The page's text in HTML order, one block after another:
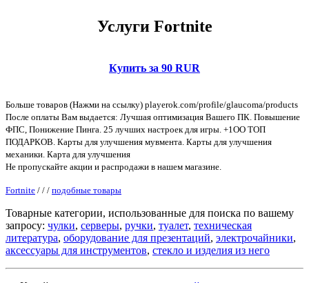
Услуги Fortnite
Купить за 90 RUR
Больше товаров (Нажми на ссылку) playerok.com/profile/glaucoma/products
После оплаты Вам выдается: Лучшая оптимизация Вашего ПК. Повышение
ФПС, Понижение Пинга. 25 лучших настроек для игры. +1OO ТОП
ПОДАРКОВ. Карты для улучшения мувмента. Карты для улучшения
механики. Карта для улучшения
Не пропускайте акции и распродажи в нашем магазине.
Fortnite / / / подобные товары
Товарные категории, использованные для поиска по вашему
запросу: чулки, серверы, ручки, туалет, техническая
литература, оборудование для презентаций, электрочайники,
аксессуары для инструментов, стекло и изделия из него